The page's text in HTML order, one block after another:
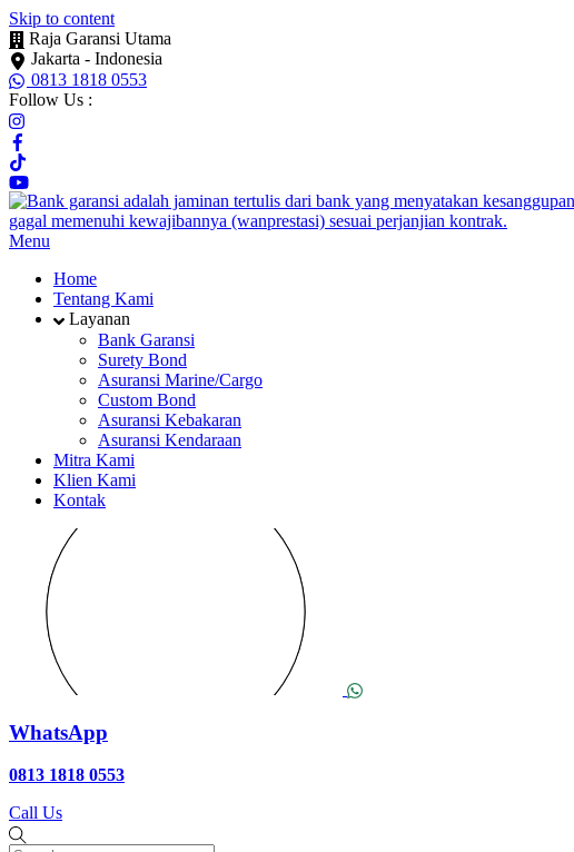
Skip to content
Raja Garansi Utama
Jakarta - Indonesia
0813 1818 0553
Follow Us :
Menu
Home
Tentang Kami
Layanan
Bank Garansi
Surety Bond
Asuransi Marine/Cargo
Custom Bond
Asuransi Kebakaran
Asuransi Kendaraan
Mitra Kami
Klien Kami
Kontak
WhatsApp
0813 1818 0553
Call Us